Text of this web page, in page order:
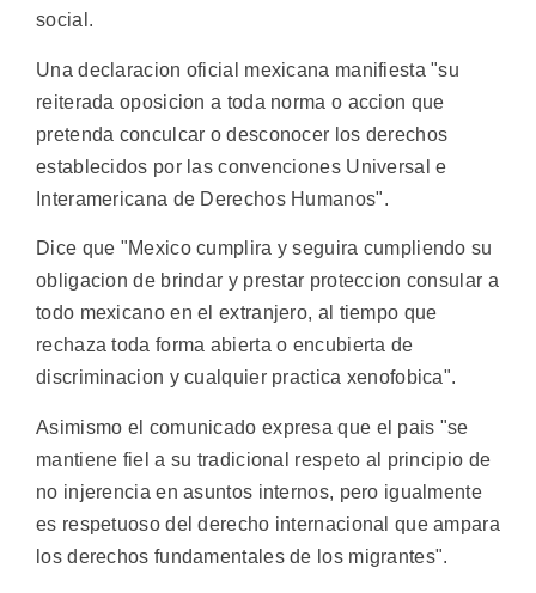
social.
Una declaracion oficial mexicana manifiesta "su
reiterada oposicion a toda norma o accion que
pretenda conculcar o desconocer los derechos
establecidos por las convenciones Universal e
Interamericana de Derechos Humanos".
Dice que "Mexico cumplira y seguira cumpliendo su
obligacion de brindar y prestar proteccion consular a
todo mexicano en el extranjero, al tiempo que
rechaza toda forma abierta o encubierta de
discriminacion y cualquier practica xenofobica".
Asimismo el comunicado expresa que el pais "se
mantiene fiel a su tradicional respeto al principio de
no injerencia en asuntos internos, pero igualmente
es respetuoso del derecho internacional que ampara
los derechos fundamentales de los migrantes".